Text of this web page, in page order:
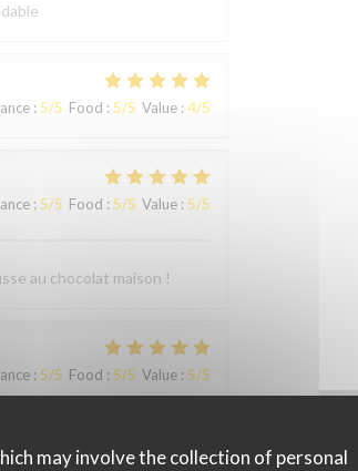
may involve the collection of personal
: 5/5 Food : 5/5 Value: 4/5
: 5/5 Food : 5/5 Value: 5/5
au chocolat maison !
: 5/5 Food : 5/5 Value: 5/5